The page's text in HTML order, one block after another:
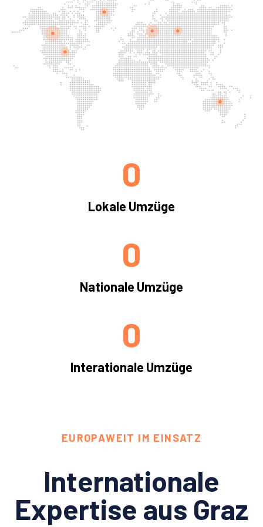
Lokale Umzüge
0
Nationale Umzüge
0
Interationale Umzüge
0
EUROPAWEIT IM EINSATZ
Internationale
Expertise aus Graz